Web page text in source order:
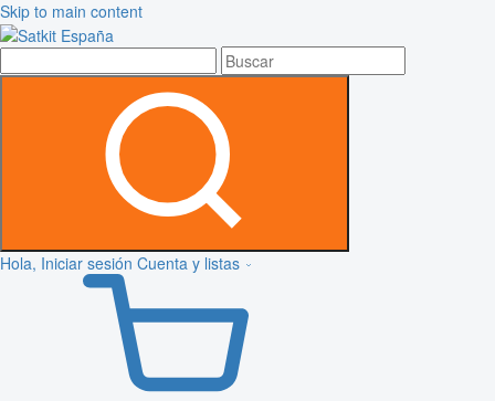
Skip to main content
Hola, Iniciar sesión Cuenta y listas